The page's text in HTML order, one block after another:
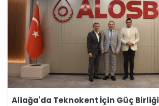
Aliağa'da Teknokent İçin Güç Birliği